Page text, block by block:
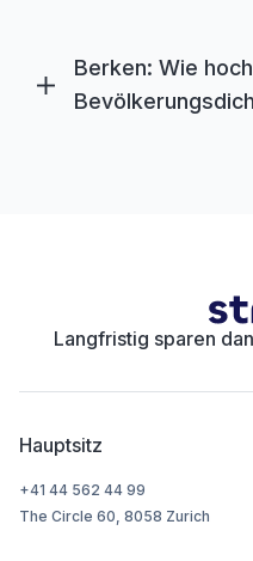
Berken: Wie
Langfristig sparen
Hauptsitz
+41 44 562 44 99
The Circle 60, 8058 Zurich